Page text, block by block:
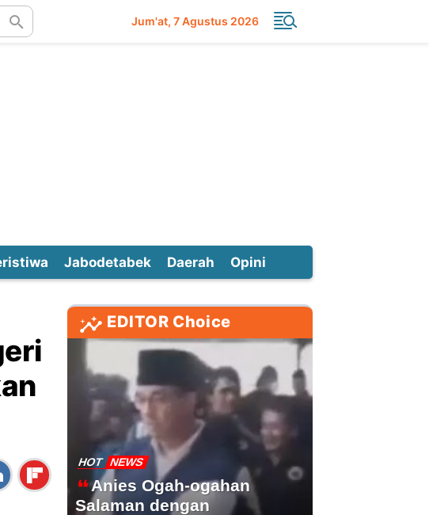
Jum'at 7 Agustus 2026
Jabodetabek Daerah Opini
EDITOR Choice
HOT NEWS
Anies Ogah-ogahan
Salaman dengan